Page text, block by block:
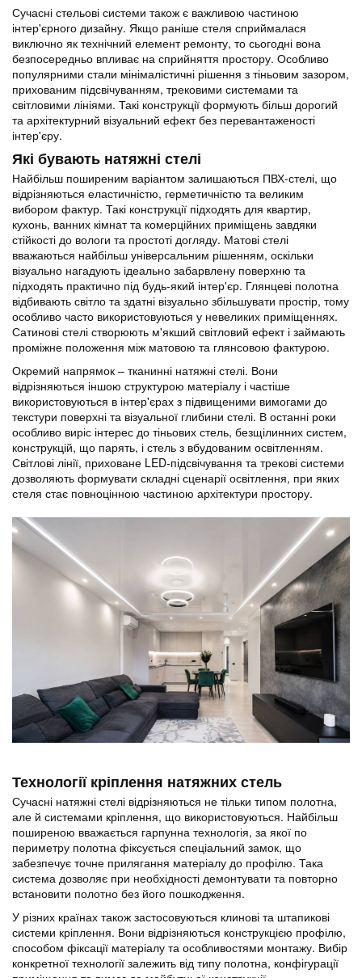
Сучасні стельові системи також є важливою частиною
інтер'єрного дизайну. Якщо раніше стеля сприймалася
виключно як технічний елемент ремонту, то сьогодні вона
безпосередньо впливає на сприйняття простору. Особливо
популярними стали мінімалістичні рішення з тіньовим зазором,
прихованим підсвічуванням, трековими системами та
світловими лініями. Такі конструкції формують більш дорогий
та архітектурний візуальний ефект без перевантаженості
інтер'єру.
Які бувають натяжні стелі
Найбільш поширеним варіантом залишаються ПВХ-стелі, що
відрізняються еластичністю, герметичністю та великим
вибором фактур. Такі конструкції підходять для квартир,
кухонь, ванних кімнат та комерційних приміщень завдяки
стійкості до вологи та простоті догляду. Матові стелі
вважаються найбільш універсальним рішенням, оскільки
візуально нагадують ідеально забарвлену поверхню та
підходять практично під будь-який інтер'єр. Глянцеві полотна
відбивають світло та здатні візуально збільшувати простір, тому
особливо часто використовуються у невеликих приміщеннях.
Сатинові стелі створюють м'якший світловий ефект і займають
проміжне положення між матовою та глянсовою фактурою.
Окремий напрямок – тканинні натяжні стелі. Вони
відрізняються іншою структурою матеріалу і частіше
використовуються в інтер'єрах з підвищеними вимогами до
текстури поверхні та візуальної глибини стелі. В останні роки
особливо виріс інтерес до тіньових стель, безщілинних систем,
конструкцій, що парять, і стель з вбудованим освітленням.
Світлові лінії, приховане LED-підсвічування та трекові системи
дозволяють формувати складні сценарії освітлення, при яких
стеля стає повноцінною частиною архітектури простору.
Технології кріплення натяжних стель
Сучасні натяжні стелі відрізняються не тільки типом полотна,
але й системами кріплення, що використовуються. Найбільш
поширеною вважається гарпунна технологія, за якої по
периметру полотна фіксується спеціальний замок, що
забезпечує точне прилягання матеріалу до профілю. Така
система дозволяє при необхідності демонтувати та повторно
встановити полотно без його пошкодження.
У різних країнах також застосовуються клинові та штапикові
системи кріплення. Вони відрізняються конструкцією профілю,
способом фіксації матеріалу та особливостями монтажу. Вибір
конкретної технології залежить від типу полотна, конфігурації